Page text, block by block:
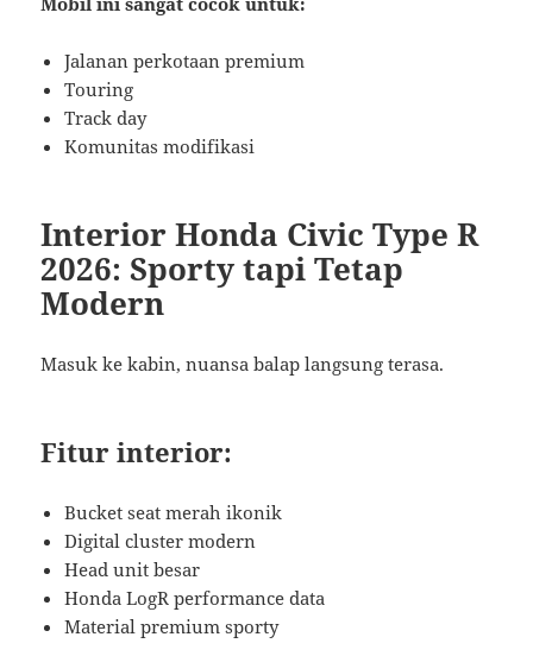
Jalanan perkotaan premium
Touring
Track day
Komunitas modifikasi
Interior Honda Civic Type R
2026: Sporty tapi Tetap
Modern
Masuk ke kabin, nuansa balap langsung terasa.
Fitur interior:
Bucket seat merah ikonik
Digital cluster modern
Head unit besar
Honda LogR performance data
Material premium sporty